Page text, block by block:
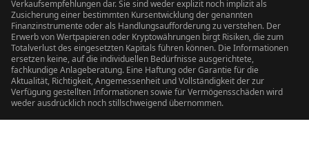
Verkaufsempfehlungen dar. Sie sind weder explizit noch implizit als
Zusicherung einer bestimmten Kursentwicklung der genannten
Finanzinstrumente oder als Handlungsaufforderung zu verstehen. Der
Erwerb von Wertpapieren oder Kryptowährungen birgt Risiken, die zum
Totalverlust des eingesetzten Kapitals führen können. Die Informationen
ersetzen keine, auf die individuellen Bedürfnisse ausgerichtete,
fachkundige Anlageberatung. Eine Haftung oder Garantie für die
Aktualität, Richtigkeit, Angemessenheit und Vollständigkeit der zur
Verfügung gestellten Informationen sowie für Vermögensschäden wird
weder ausdrücklich noch stillschweigend übernommen.